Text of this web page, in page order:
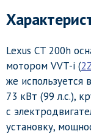
Lexus CT 200h
мотором VVT-i (
же используется в
73 кВт (99 л.с.),
с
установку,